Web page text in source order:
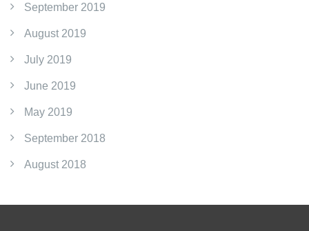
September 2019
August 2019
July 2019
June 2019
May 2019
September 2018
August 2018